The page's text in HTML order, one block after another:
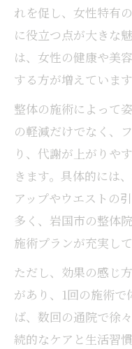
れを促し、女性特有
に役立つ点が大きな
は、女性の健康や美
する方が増えています
整体の施術によって
の軽減だけでなく、
り、代謝が上がりや
きます。具体的には
アップやウエストの
多く、岩国市の整体
施術プランが充実して
ただし、効果の感じ
があり、1回の施術
ば、数回の通院で徐
続的なケアと生活習